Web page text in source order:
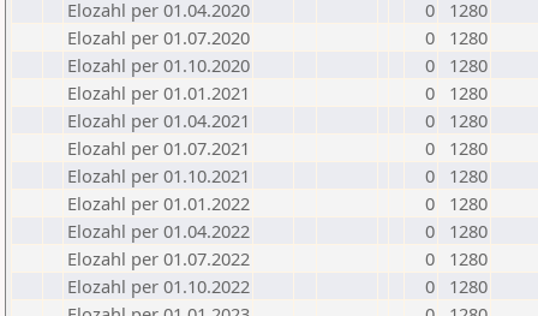
Elozahl per 01.04.2020
0
1280
Elozahl per 01.07.2020
0
1280
Elozahl per 01.10.2020
0
1280
Elozahl per 01.01.2021
0
1280
Elozahl per 01.04.2021
0
1280
Elozahl per 01.07.2021
0
1280
Elozahl per 01.10.2021
0
1280
Elozahl per 01.01.2022
0
1280
Elozahl per 01.04.2022
0
1280
Elozahl per 01.07.2022
0
1280
Elozahl per 01.10.2022
0
1280